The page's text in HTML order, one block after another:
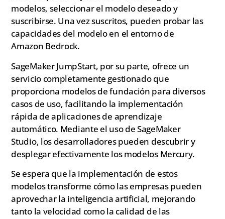
modelos, seleccionar el modelo deseado y
suscribirse. Una vez suscritos, pueden probar las
capacidades del modelo en el entorno de
Amazon Bedrock.
SageMaker JumpStart, por su parte, ofrece un
servicio completamente gestionado que
proporciona modelos de fundación para diversos
casos de uso, facilitando la implementación
rápida de aplicaciones de aprendizaje
automático. Mediante el uso de SageMaker
Studio, los desarrolladores pueden descubrir y
desplegar efectivamente los modelos Mercury.
Se espera que la implementación de estos
modelos transforme cómo las empresas pueden
aprovechar la inteligencia artificial, mejorando
tanto la velocidad como la calidad de las